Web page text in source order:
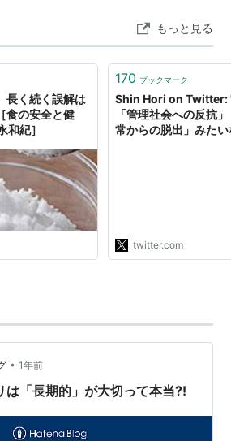
理由は、 とてもシンプルかもしれま
期的に、望んでいる結果を得続ける
もっと見る
く続く誤解は
食の安全と健
紀］
170 ブックマーク
Shin Hori on Twitter:
「管理社会への反抗
常からの脱出」みた
twitter.com
• 1年前
は「長期的」が大切って本当⁈